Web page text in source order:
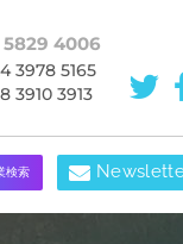
5829 4006
3978 5165
3910 3913
検索